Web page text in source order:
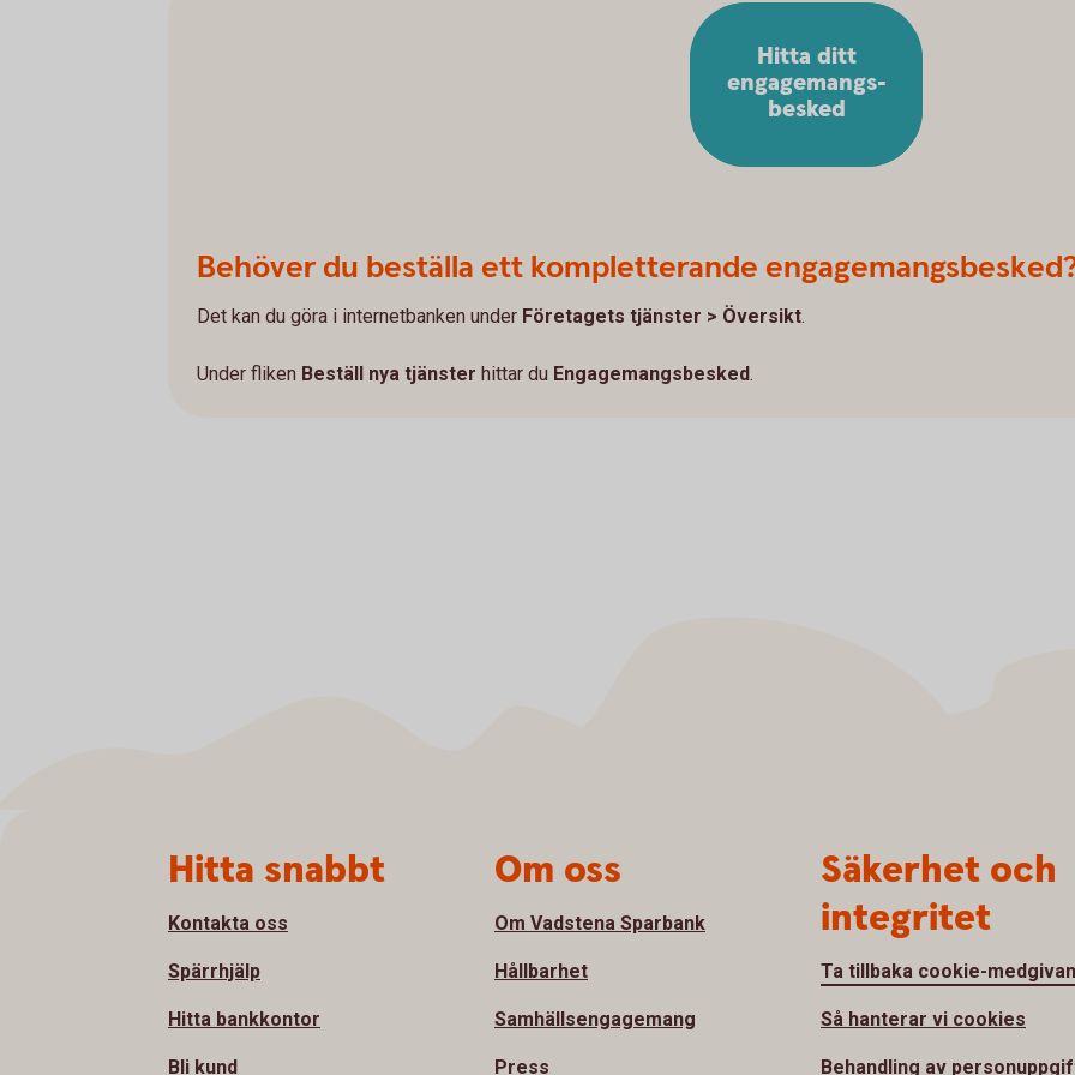
Behöver du beställa ett kompletterande
Det kan du göra i internetbanken under Företagets tjänster > Översikt.
Under fliken Beställ nya tjänster hittar du Engagemangsbesked.
Hitta ditt
engagemangs-
besked
Hitta snabbt
Kontakta oss
Spärrhjälp
Hitta bankkontor
Bli kund
Om oss
Om Vadstena Sparbank
Hållbarhet
Samhällsengagemang
Press
Säkerhet och
integritet
Ta tillbaka cookie-
Så hanterar vi cookies
Behandling av